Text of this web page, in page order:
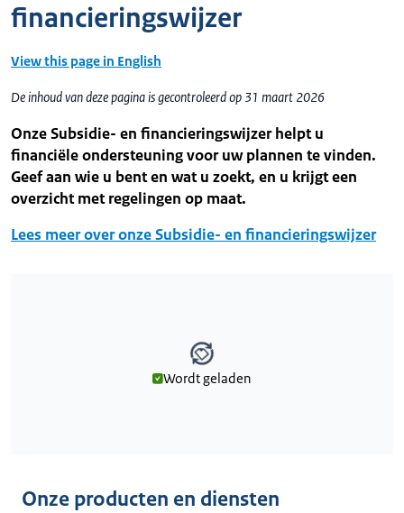
financieringswijzer
View this page in English
De inhoud van deze pagina is gecontroleerd op 31 maart 2026
Onze Subsidie- en financieringswijzer helpt u
financiële ondersteuning voor uw plannen te vinden.
Geef aan wie u bent en wat u zoekt, en u krijgt een
overzicht met regelingen op maat.
Lees meer over onze Subsidie- en financieringswijzer
Wordt geladen
Onze producten en diensten